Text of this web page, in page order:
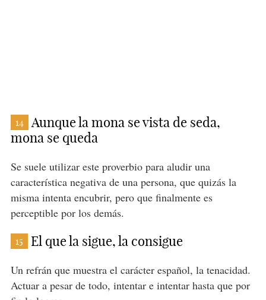
14
Aunque la mona se vista de seda,
mona se queda
Se suele utilizar este proverbio para aludir una
característica negativa de una persona, que quizás la
misma intenta encubrir, pero que finalmente es
perceptible por los demás.
15 El que la sigue, la consigue
Un refrán que muestra el carácter español, la tenacidad.
Actuar a pesar de todo, intentar e intentar hasta que por